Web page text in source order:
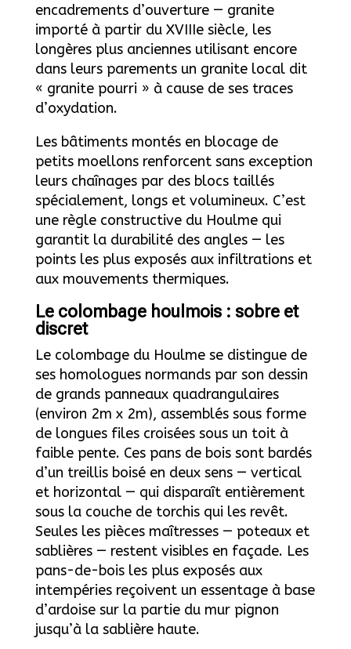
encadrements d’ouverture — granite
importé à partir du XVIIIe siècle, les
longères plus anciennes utilisant encore
dans leurs parements un granite local dit
« granite pourri » à cause de ses traces
d’oxydation.
Les bâtiments montés en blocage de
petits moellons renforcent sans exception
leurs chaînages par des blocs taillés
spécialement, longs et volumineux. C’est
une règle constructive du Houlme qui
garantit la durabilité des angles — les
points les plus exposés aux infiltrations et
aux mouvements thermiques.
Le colombage houlmois : sobre et
discret
Le colombage du Houlme se distingue de
ses homologues normands par son dessin
de grands panneaux quadrangulaires
(environ 2m x 2m), assemblés sous forme
de longues files croisées sous un toit à
faible pente. Ces pans de bois sont bardés
d’un treillis boisé en deux sens — vertical
et horizontal — qui disparaît entièrement
sous la couche de torchis qui les revêt.
Seules les pièces maîtresses — poteaux et
sablières — restent visibles en façade. Les
pans-de-bois les plus exposés aux
intempéries reçoivent un essentage à base
d’ardoise sur la partie du mur pignon
jusqu’à la sablière haute.